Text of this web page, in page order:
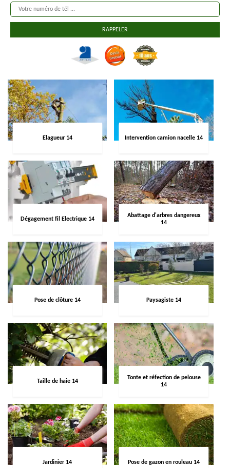
Elagueur 14 Intervention camion nacelle 14
Dégagement fil Electrique 14
Abattage d'arbres dangereux
14
Pose de clôture 14 Paysagiste 14
Taille de haie 14
Tonte et réfection de pelouse
14
Jardinier 14 Pose de gazon en rouleau 14